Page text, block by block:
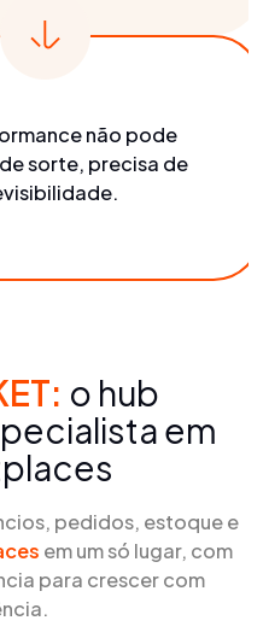
não pode
sorte, precisa de
o hub
em
pedidos, estoque e
em um só lugar, com
para crescer com